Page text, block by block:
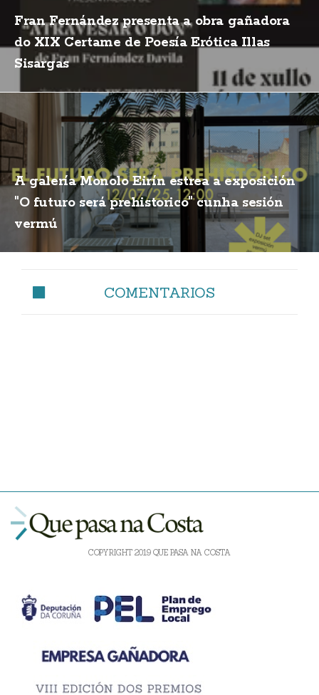
Fran Fernández presenta a obra gañadora
do XIX Certame de Poesía Erótica Illas
Sisargas
A galería Monolo Eirín estrea a exposición
"O futuro será prehistorico" cunha sesión
vermú
COMENTARIOS
COPYRIGHT 2019 QUE PASA NA COSTA